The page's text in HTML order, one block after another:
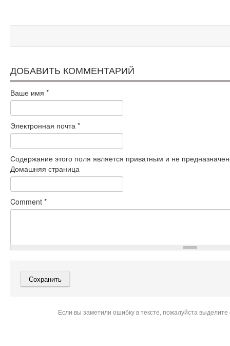
ДОБАВИТЬ КОММЕНТАРИЙ
Ваше имя *
Электронная почта *
Содержание этого поля является приватным и не
Домашняя страница
Comment *
Если вы заметили ошибку в тексте, пожалуйста